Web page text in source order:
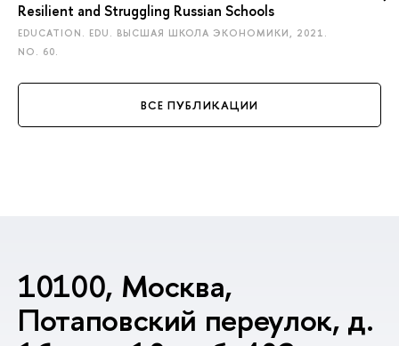
Resilient and Struggling Russian Schools
EDUCATION. EDU. ВЫСШАЯ ШКОЛА ЭКОНОМИКИ, 2021.
NO. 60.
ВСЕ ПУБЛИКАЦИИ
10100, Москва,
Потаповский переулок, д.